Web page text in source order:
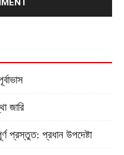
জারি
প্রস্তুত: প্রধান উপদেষ্টা